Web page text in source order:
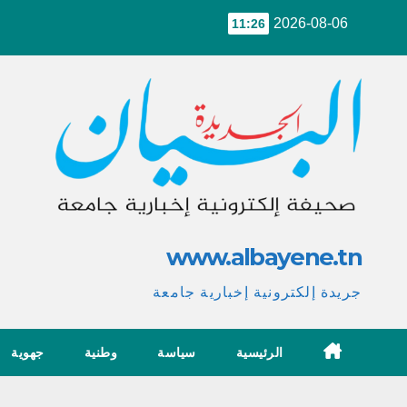
2026-08-06
11:26
www.albayene.tn
جريدة إلكترونية إخبارية جامعة
الرئيسية سياسة وطنية جهوية